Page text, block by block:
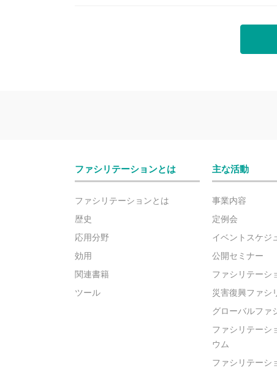
ファシリテーションとは
ファシリテーションとは
歴史
応用分野
効用
関連書籍
ツール
主な活動
事業内容
定例会
イベントスケジ
公開セミナー
ファシリテーシ
災害復興ファシ
グローバルファ
ファシリテーシ
ウム
ファシリテーシ